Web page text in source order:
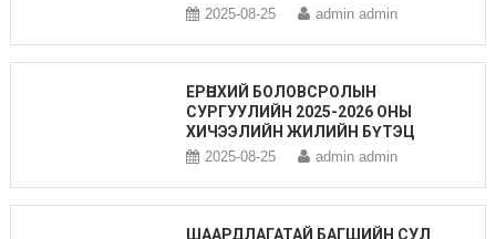
2025-08-25 admin admin
ЕРӨНХИЙ БОЛОВСРОЛЫН
СУРГУУЛИЙН 2025-2026 ОНЫ
ХИЧЭЭЛИЙН ЖИЛИЙН БҮТЭЦ
2025-08-25 admin admin
ШААРДЛАГАТАЙ БАГШИЙН СУЛ